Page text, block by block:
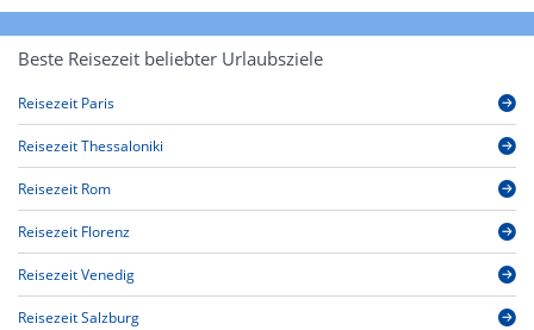
Beste Reisezeit beliebter Urlaubsziele
Reisezeit Paris
Reisezeit Thessaloniki
Reisezeit Rom
Reisezeit Florenz
Reisezeit Venedig
Reisezeit Salzburg